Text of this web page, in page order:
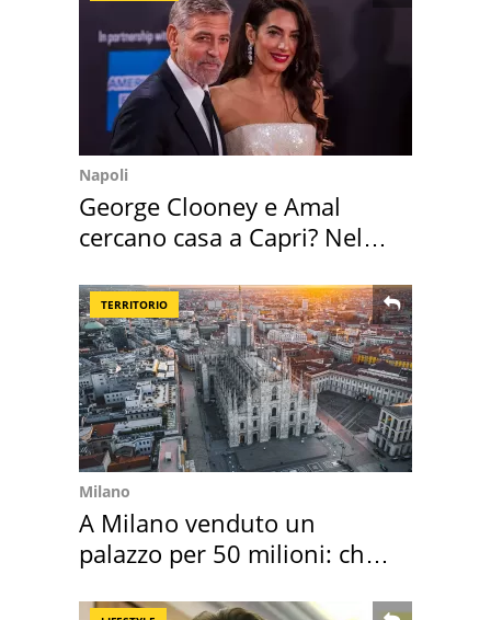
Napoli
George Clooney e Amal
cercano casa a Capri? Nel
TERRITORIO
Milano
A Milano venduto un
palazzo per 50 milioni: chi